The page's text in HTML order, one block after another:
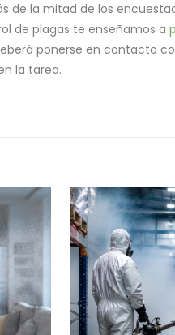
de la mitad de los
de plagas te enseñamos a
ponerse en contacto
la tarea.